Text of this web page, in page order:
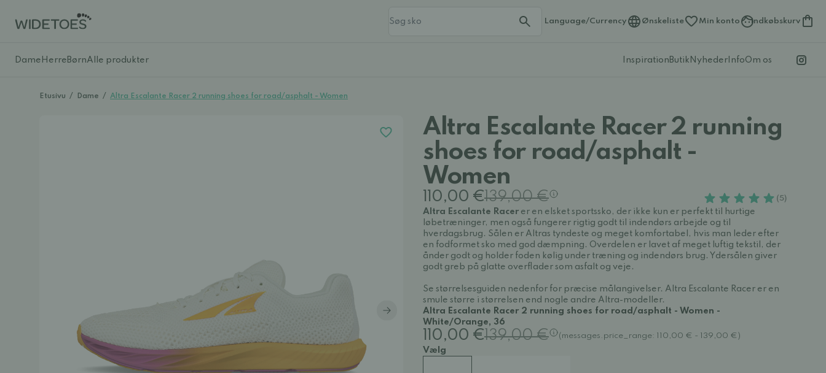
Language/Currency Ønskeliste Min konto Indkøbskurv
Dame Herre BørnAlle produkter Inspiration Butik Nyheder InfoOm os
Etusivu / Dame / Altra Escalante Racer 2 running shoes for road/asphalt - Women
Altra Escalante Racer 2 running
shoes for road/asphalt -
Women
110,00 €139,00 € (5)
Altra Escalante Racer er en elsket sportssko, der ikke kun er perfekt til hurtige
løbetræninger, men også fungerer rigtig godt til indendørs arbejde og til
hverdagsbrug. Sålen er Altras tyndeste og meget komfortabel, hvis man leder efter
en fodformet sko med god dæmpning. Overdelen er lavet af meget luftig tekstil, der
ånder godt og holder foden kølig under træning og indendørs brug. Ydersålen giver
godt greb på glatte overflader som asfalt og veje.
Se størrelsesguiden nedenfor for præcise målangivelser. Altra Escalante Racer er en
smule større i størrelsen end nogle andre Altra-modeller.
Altra Escalante Racer 2 running shoes for road/asphalt - Women -
White/Orange, 36
110,00 €139,00 € (messages.price_range: 110,00 € - 139,00 €)
Vælg